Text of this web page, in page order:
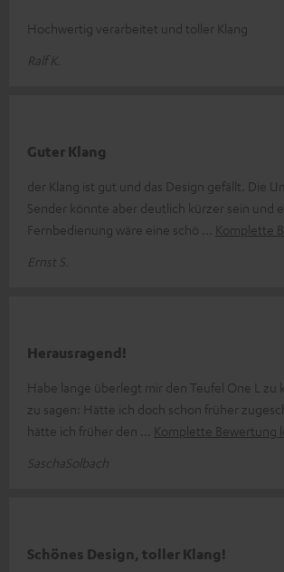
Hochwertig verarbeitet und toller Klang
Ralf K.
Guter Klang
der Klang ist gut und das Design gefällt. Die
Sender könnte aber deutlich kürzer sein und
Fernbedienung wäre eine schö
Komplette
Ernst S.
Herausragend!
Habe lange überlegt mir den Teufel One L zu
zu sagen: Hätte ich doch schon früher
hätte ich früher den
Komplette Bewertung
SaschaSolbach
Schönes Design, toller Klang!